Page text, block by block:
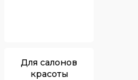
Для салонов
красоты